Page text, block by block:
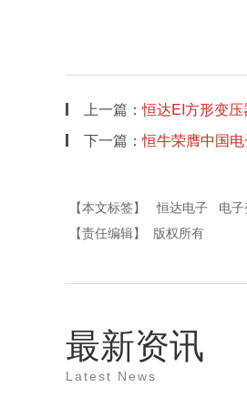
上一篇： 恒达EI方形变
下一篇： 恒牛荣膺中国
【本文标签】 恒达电子
电
【责任编辑】
版权所有
最新资讯
Latest News